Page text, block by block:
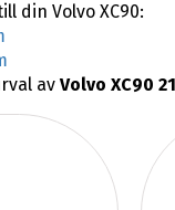
din Volvo XC90:
av Volvo XC90